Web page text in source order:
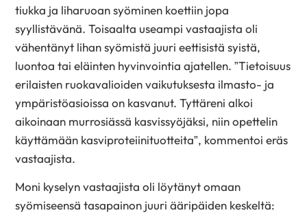
tiukka ja liharuoan syöminen koettiin jopa
syyllistävänä. Toisaalta useampi vastaajista oli
vähentänyt lihan syömistä juuri eettisistä syistä,
luontoa tai eläinten hyvinvointia ajatellen. ”Tietoisuus
erilaisten ruokavalioiden vaikutuksesta ilmasto- ja
ympäristöasioissa on kasvanut. Tyttäreni alkoi
aikoinaan murrosiässä kasvissyöjäksi, niin opettelin
käyttämään kasviproteiinituotteita”, kommentoi eräs
vastaajista.
Moni kyselyn vastaajista oli löytänyt omaan
syömiseensä tasapainon juuri ääripäiden keskeltä: